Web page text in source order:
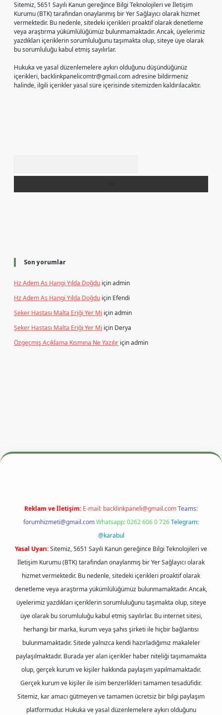
Sitemiz, 5651 Sayılı Kanun gereğince Bilgi Teknolojileri ve İletişim
Kurumu (BTK) tarafından onaylanmış bir Yer Sağlayıcı olarak hizmet
vermektedir. Bu nedenle, sitedeki içerikleri proaktif olarak denetleme
veya araştırma yükümlülüğümüz bulunmamaktadır. Ancak, üyelerimiz
yazdıkları içeriklerin sorumluluğunu taşımakta olup, siteye üye olarak
bu sorumluluğu kabul etmiş sayılırlar.
Hukuka ve yasal düzenlemelere aykırı olduğunu düşündüğünüz
içerikleri, backlinkpanelicomtr@gmail.comadresine bildirmeniz
halinde, ilgili içerikler yasal süre içerisinde sitemizden kaldırılacaktır.
Son yorumlar
Hz Adem As Hangi Yılda Doğdu içinadmin
Hz Adem As Hangi Yılda Doğdu için Efendi
Şeker Hastası Malta Eriği Yer Mi içinadmin
Şeker Hastası Malta Eriği Yer Mi için Derya
Özgeçmiş Açıklama Kısmına Ne Yazılır içinadmin
betexper.xyzm elexbet
Reklam ve İletişim: E-mail: backlinkpaneli@gmail.comTeams:
forumhizmeti@gmail.comWhatsapp: 0262 606 0 726Telegram:
@karabul
Yasal Uyarı:Sitemiz, 5651 Sayılı Kanun gereğince Bilgi Teknolojileri ve
İletişim Kurumu (BTK) tarafından onaylanmış bir Yer Sağlayıcı olarak
hizmet vermektedir. Bu nedenle, sitedeki içerikleri proaktif olarak
denetleme veya araştırma yükümlülüğümüz bulunmamaktadır. Ancak,
üyelerimiz yazdıkları içeriklerin sorumluluğunu taşımakta olup, siteye
üye olarak bu sorumluluğu kabul etmiş sayılırlar. Bu internet sitesi,
herhangi bir marka, kurum veya şahıs şirketi ile hiçbir bağlantısı
bulunmamaktadır. Sitede yalnızca kendi hazırladığımız makaleler
paylaşılmaktadır. Burada yer alan içerikler haber niteliği taşımamakta
olup, gerçek kurum ve kişiler hakkında paylaşım yapılmamaktadır.
Gerçek kurum ve kişiler ile isim benzerlikleri tamamen tesadüfidir.
Sitemiz, kar amacı gütmeyen ve tamamen ücretsiz bir bilgi paylaşım
platformudur. Hukuka ve yasal düzenlemelere aykırı olduğunu